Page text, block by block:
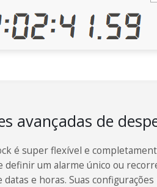
avançadas de
é super flexível e
definir um alarme único ou
e horas. Suas configurações